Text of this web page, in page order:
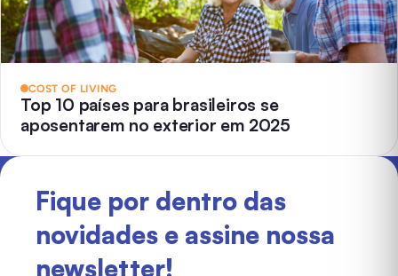
COST OF LIVING
Top 10 países para brasileiros se
aposentarem no exterior em 2025
Fique por dentro das
novidades e assine nossa
newsletter!